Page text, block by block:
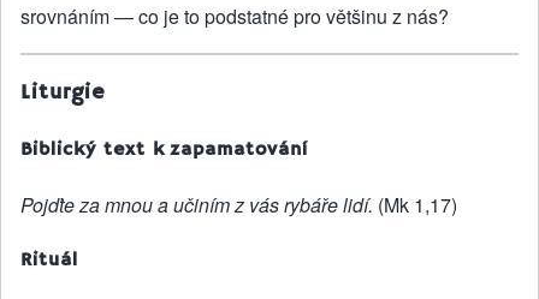
srovnáním — co je to podstatné pro většinu z nás?
Liturgie
Biblický text k zapamatování
Pojďte za mnou a učiním z vás rybáře lidí. (Mk 1,17)
Rituál